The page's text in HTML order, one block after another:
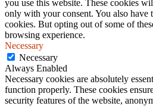
you use this website. These cookies
only with your consent. You also have
cookies. But opting out of some of
browsing experience.
Necessary
Necessary
Always Enabled
Necessary cookies are absolutely
function properly. These cookies
security features of the website,